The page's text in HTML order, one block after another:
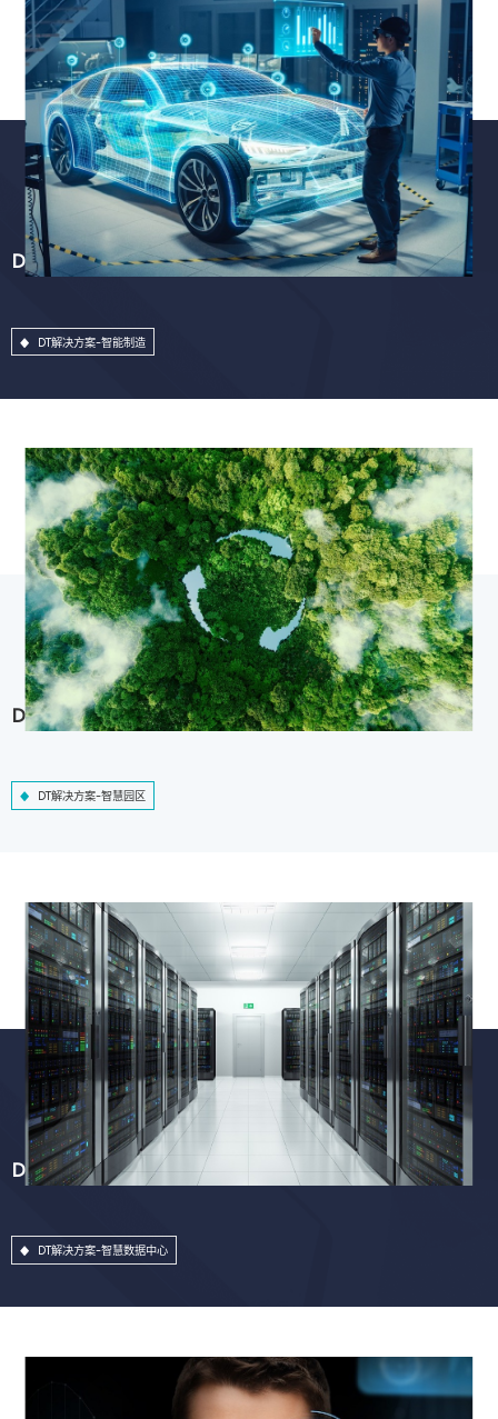
DT解决方案-智能制造
DT解决方案-智能制造
DT解决方案-智慧园区
DT解决方案-智慧园区
DT解决方案-智慧数据中心
DT解决方案-智慧数据中心